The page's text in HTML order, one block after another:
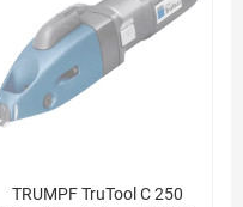
TRUMPF TruTool C 250